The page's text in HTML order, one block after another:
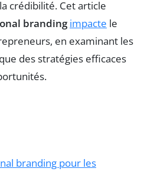
crédibilité. Cet article
branding impacte le
en examinant les
des stratégies efficaces
branding pour les